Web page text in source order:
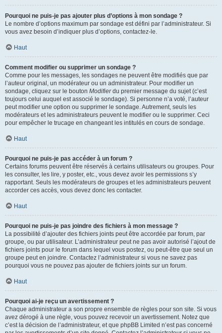
Pourquoi ne puis-je pas ajouter plus d’options à mon sondage ?
Le nombre d’options maximum par sondage est défini par l’administrateur. Si
vous avez besoin d’indiquer plus d’options, contactez-le.
Haut
Comment modifier ou supprimer un sondage ?
Comme pour les messages, les sondages ne peuvent être modifiés que par
l’auteur original, un modérateur ou un administrateur. Pour modifier un
sondage, cliquez sur le bouton Modifierdu premier message du sujet (c’est
toujours celui auquel est associé le sondage). Si personne n’a voté, l’auteur
peut modifier une option ou supprimer le sondage. Autrement, seuls les
modérateurs et les administrateurs peuvent le modifier ou le supprimer. Ceci
pour empêcher le trucage en changeant les intitulés en cours de sondage.
Haut
Pourquoi ne puis-je pas accéder à un forum ?
Certains forums peuvent être réservés à certains utilisateurs ou groupes. Pour
les consulter, les lire, y poster, etc., vous devez avoir les permissions s’y
rapportant. Seuls les modérateurs de groupes et les administrateurs peuvent
accorder ces accès, vous devez donc les contacter.
Haut
Pourquoi ne puis-je pas joindre des fichiers à mon message ?
La possibilité d’ajouter des fichiers joints peut être accordée par forum, par
groupe, ou par utilisateur. L’administrateur peut ne pas avoir autorisé l’ajout de
fichiers joints pour le forum dans lequel vous postez, ou peut-être que seul un
groupe peut en joindre. Contactez l’administrateur si vous ne savez pas
pourquoi vous ne pouvez pas ajouter de fichiers joints sur un forum.
Haut
Pourquoi ai-je reçu un avertissement ?
Chaque administrateur a son propre ensemble de règles pour son site. Si vous
avez dérogé à une règle, vous pouvez recevoir un avertissement. Notez que
c’est la décision de l’administrateur, et que phpBB Limited n’est pas concerné